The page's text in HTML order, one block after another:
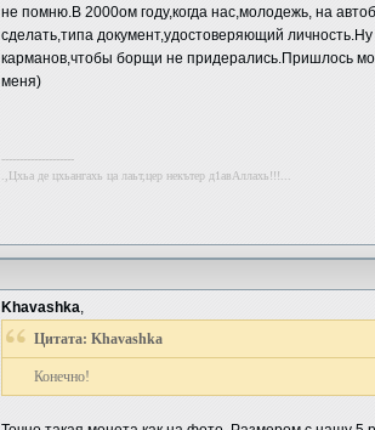
не помню.В 2000ом году,когда нас,молодежь, на
сделать,типа документ,удостоверяющий
карманов,чтобы борщи не придерались.Пришлось
меня)
--------------------
.,Цхьа де цхьангахь ца лаьт,цер некътер д1авАллахь!!!...
Khavashka,
Цитата: Khavashka
Конечно!